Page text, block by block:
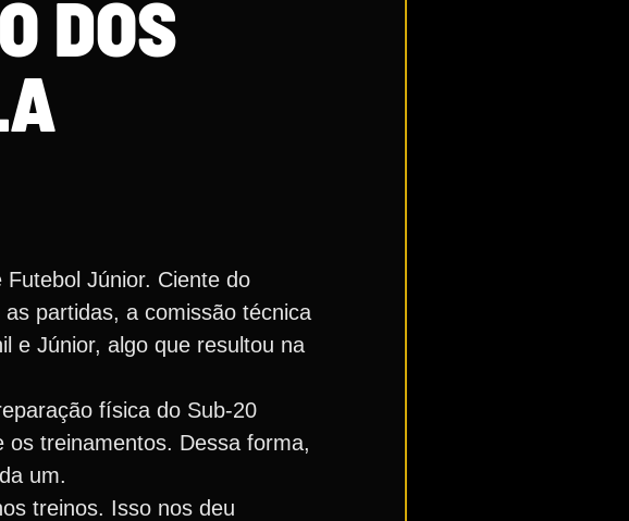
DOS
Júnior. Ciente do
partidas, a comissão técnica
e Júnior, algo que resultou na
física do Sub-20
treinamentos. Dessa forma,
um.
treinos. Isso nos deu